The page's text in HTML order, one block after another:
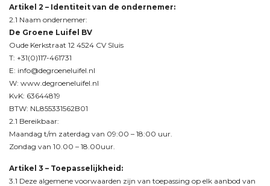
Artikel 2 – Identiteit van de ondernemer:
2.1 Naam ondernemer:
De Groene Luifel BV
Oude Kerkstraat 12 4524 CV Sluis
T: +31(0)117-461731
E: info@degroeneluifel.nl
W: www.degroeneluifel.nl
KvK: 63644819
BTW: NL855331562B01
2.1 Bereikbaar:
Maandag t/m zaterdag van 09:00 – 18:00 uur.
Zondag van 10.00 – 18.00uur.
Artikel 3 – Toepasselijkheid:
3.1 Deze algemene voorwaarden zijn van toepassing op elk aanbod van